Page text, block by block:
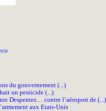
du gouvernement (...)
un pesticide (...)
Despentes… contre l’aéroport de (...)
aux Etats-Unis